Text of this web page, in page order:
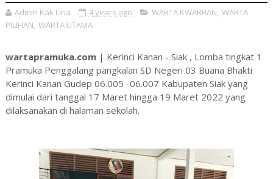
Admin Kak Lina 4 years ago WARTA KWARRAN, WARTA
PILIHAN, WARTA UTAMA
wartapramuka.com| Kerinci Kanan - Siak , Lomba tingkat 1
Pramuka Penggalang pangkalan SD Negeri 03 Buana Bhakti
Kerinci Kanan Gudep 06.005 -06.007 Kabupaten Siak yang
dimulai dari tanggal 17 Maret hingga 19 Maret 2022 yang
dilaksanakan di halaman sekolah.